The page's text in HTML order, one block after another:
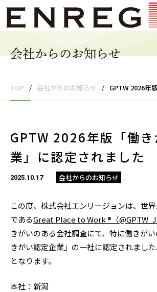
会社からのお知らせ
TOP / 会社からのお知らせ / GPTW 2026年版「働
GPTW 2026年版「働
業」に認定されました
2025.10.17 会社からのお知らせ
この度、株式会社エンリージョンは、世
であるGreat Place to Work ®（
きがいのある会社調査にて、特に働きが
きがい認定企業」の一社に認定されまし
となります。
本社：新潟